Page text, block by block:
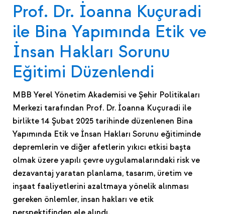
Prof. Dr. İoanna Kuçuradi
ile Bina Yapımında Etik ve
İnsan Hakları Sorunu
Eğitimi Düzenlendi
MBB Yerel Yönetim Akademisi ve Şehir Politikaları
Merkezi tarafından Prof. Dr. İoanna Kuçuradi ile
birlikte 14 Şubat 2025 tarihinde düzenlenen Bina
Yapımında Etik ve İnsan Hakları Sorunu eğitiminde
depremlerin ve diğer afetlerin yıkıcı etkisi başta
olmak üzere yapılı çevre uygulamalarındaki risk ve
dezavantaj yaratan planlama, tasarım, üretim ve
inşaat faaliyetlerini azaltmaya yönelik alınması
gereken önlemler, insan hakları ve etik